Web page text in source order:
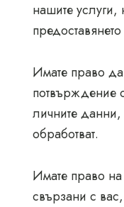
нашите
Имате право
личните
обработват.
Имате право
свързани с